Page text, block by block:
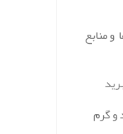
و منابع